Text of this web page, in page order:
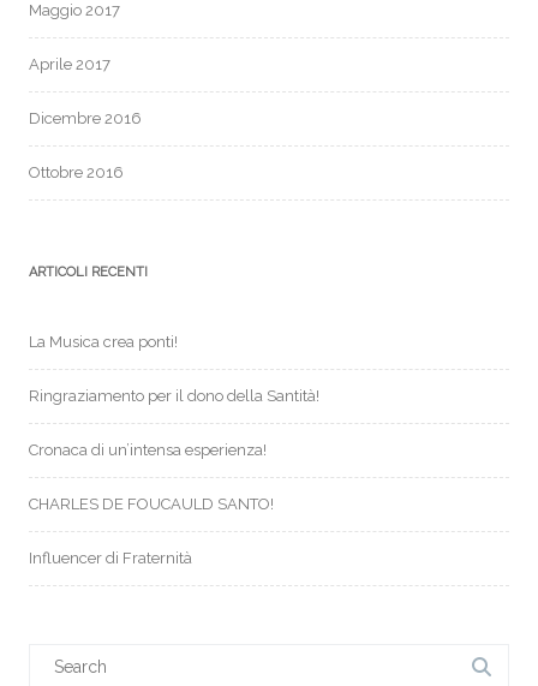
Maggio 2017
Aprile 2017
Dicembre 2016
Ottobre 2016
ARTICOLI RECENTI
La Musica crea ponti!
Ringraziamento per il dono della Santità!
Cronaca di un’intensa esperienza!
CHARLES DE FOUCAULD SANTO!
Influencer di Fraternità